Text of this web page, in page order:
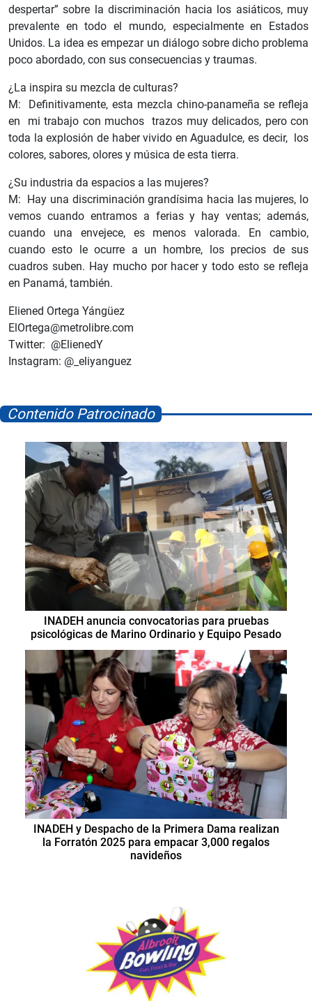
despertar” sobre la discriminación hacia los asiáticos, muy
prevalente en todo el mundo, especialmente en Estados
Unidos. La idea es empezar un diálogo sobre dicho problema
poco abordado, con sus consecuencias y traumas.
¿La inspira su mezcla de culturas?
M: Definitivamente, esta mezcla chino-panameña se refleja
en mi trabajo con muchos trazos muy delicados, pero con
toda la explosión de haber vivido en Aguadulce, es decir, los
colores, sabores, olores y música de esta tierra.
¿Su industria da espacios a las mujeres?
M: Hay una discriminación grandísima hacia las mujeres, lo
vemos cuando entramos a ferias y hay ventas; además,
cuando una envejece, es menos valorada. En cambio,
cuando esto le ocurre a un hombre, los precios de sus
cuadros suben. Hay mucho por hacer y todo esto se refleja
en Panamá, también.
Eliened Ortega Yángüez
ElOrtega@metrolibre.com
Twitter: @ElienedY
Instagram: @_eliyanguez
Contenido Patrocinado
INADEH anuncia convocatorias para pruebas
psicológicas de Marino Ordinario y Equipo Pesado
INADEH y Despacho de la Primera Dama realizan
la Forratón 2025 para empacar 3,000 regalos
navideños